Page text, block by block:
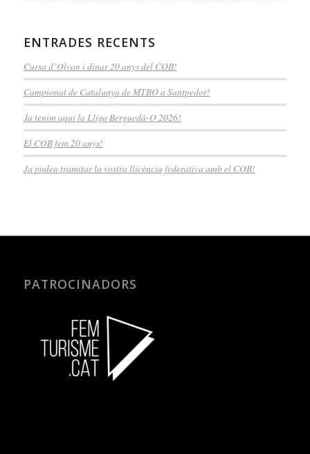
ENTRADES RECENTS
Cursa d’Olvan i dinar 20 anys del COB!
Campionat de Catalunya de MTBO a Santpedor!
Ja tenim aquí la Lliga Berguedà-O 2026!
El COB fem 20 anys!
Ja podeu tramitar la vostra llicència federativa amb el COB!
PATROCINADORS